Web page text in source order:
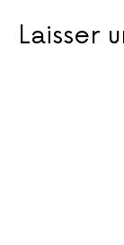
Laisser